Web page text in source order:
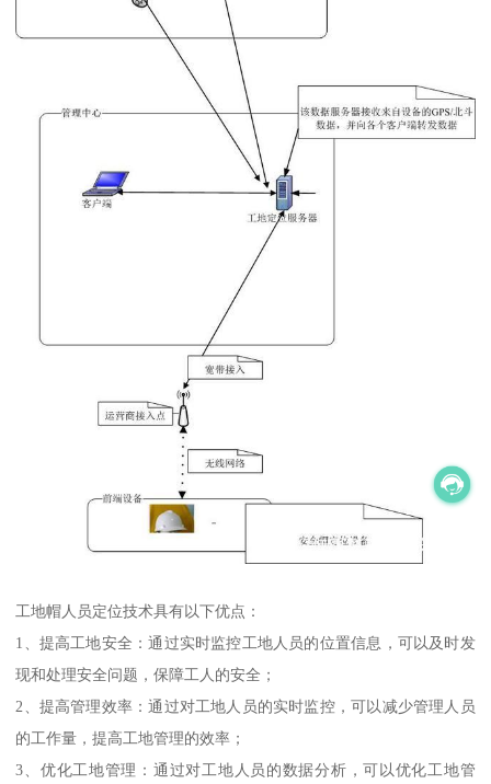
工地帽人员定位技术具有以下优点：
1、提高工地安全：通过实时监控工地人员的位置信息，可以及时发
现和处理安全问题，保障工人的安全；
2、提高管理效率：通过对工地人员的实时监控，可以减少管理人员
的工作量，提高工地管理的效率；
3、优化工地管理：通过对工地人员的数据分析，可以优化工地管